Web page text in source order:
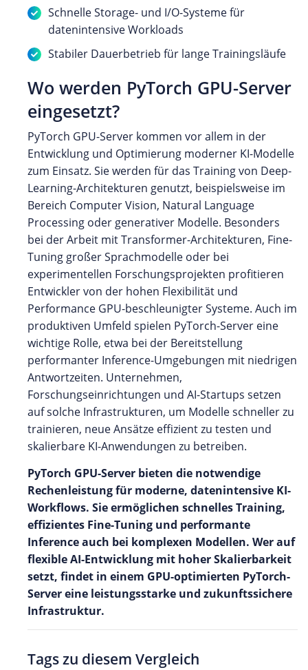
Schnelle Storage- und I/O-Systeme für
datenintensive Workloads
Stabiler Dauerbetrieb für lange Trainingsläufe
Wo werden PyTorch GPU-Server
eingesetzt?
PyTorch GPU-Server kommen vor allem in der
Entwicklung und Optimierung moderner KI-Modelle
zum Einsatz. Sie werden für das Training von Deep-
Learning-Architekturen genutzt, beispielsweise im
Bereich Computer Vision, Natural Language
Processing oder generativer Modelle. Besonders
bei der Arbeit mit Transformer-Architekturen, Fine-
Tuning großer Sprachmodelle oder bei
experimentellen Forschungsprojekten profitieren
Entwickler von der hohen Flexibilität und
Performance GPU-beschleunigter Systeme. Auch im
produktiven Umfeld spielen PyTorch-Server eine
wichtige Rolle, etwa bei der Bereitstellung
performanter Inference-Umgebungen mit niedrigen
Antwortzeiten. Unternehmen,
Forschungseinrichtungen und AI-Startups setzen
auf solche Infrastrukturen, um Modelle schneller zu
trainieren, neue Ansätze effizient zu testen und
skalierbare KI-Anwendungen zu betreiben.
PyTorch GPU-Server bieten die notwendige
Rechenleistung für moderne, datenintensive KI-
Workflows. Sie ermöglichen schnelles Training,
effizientes Fine-Tuning und performante
Inference auch bei komplexen Modellen. Wer auf
flexible AI-Entwicklung mit hoher Skalierbarkeit
setzt, findet in einem GPU-optimierten PyTorch-
Server eine leistungsstarke und zukunftssichere
Infrastruktur.
Tags zu diesem Vergleich